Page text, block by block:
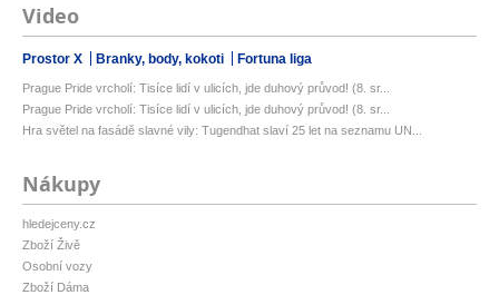
Video
Prostor X Branky, body, kokoti Fortuna liga
Prague Pride vrcholí: Tisíce lidí v ulicích, jde duhový průvod! (8. sr...
Prague Pride vrcholí: Tisíce lidí v ulicích, jde duhový průvod! (8. sr...
Hra světel na fasádě slavné vily: Tugendhat slaví 25 let na seznamu UN...
Nákupy
hledejceny.cz
Zboží Živě
Osobní vozy
Zboží Dáma